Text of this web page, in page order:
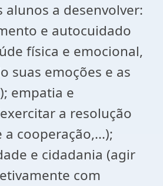
alunos a desenvolver:
e autocuidado
física e emocional,
suas emoções e as
empatia e
a resolução
cooperação,...);
e cidadania (agir
com